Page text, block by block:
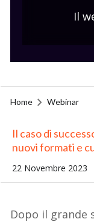
Il
Home Webinar
Il caso di
nuovi formati e
22 Novembre 2023
Dopo il grande